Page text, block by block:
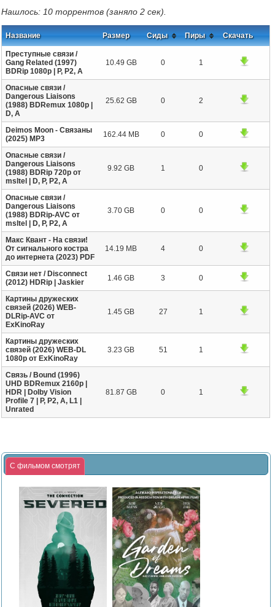
Нашлось: 10 торрентов (заняло 2 сек).
Название Размер Сиды Пиры Скачать
Преступные связи /
Gang Related (1997)
BDRip 1080p | P, P2, A
10.49 GB 0 1
Опасные связи /
Dangerous Liaisons
(1988) BDRemux 1080p |
D, A
25.62 GB 0 2
Deimos Moon - Связаны
(2025) MP3
162.44 MB 0 0
Опасные связи /
Dangerous Liaisons
(1988) BDRip 720p от
msltel | D, P, P2, A
9.92 GB 1 0
Опасные связи /
Dangerous Liaisons
(1988) BDRip-AVC от
msltel | D, P, P2, A
3.70 GB 0 0
Макс Квант - На связи!
От сигнального костра
до интернета (2023) PDF
14.19 MB 4 0
Связи нет / Disconnect
(2012) НDRip | Jaskier
1.46 GB 3 0
Картины дружеских
связей (2026) WEB-
DLRip-AVC от
ExKinoRay
1.45 GB 27 1
Картины дружеских
связей (2026) WEB-DL
1080p от ExKinoRay
3.23 GB 51 1
Связь / Bound (1996)
UHD BDRemux 2160p |
HDR | Dolby Vision
Profile 7 | P, P2, A, L1 |
Unrated
81.87 GB 0 1
С фильмом смотрят